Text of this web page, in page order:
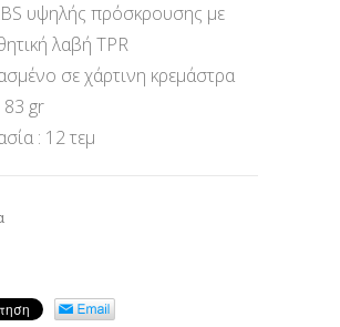
υψηλής πρόσκρουσης με
λαβή TPR
σε χάρτινη κρεμάστρα
gr
: 12 τεμ